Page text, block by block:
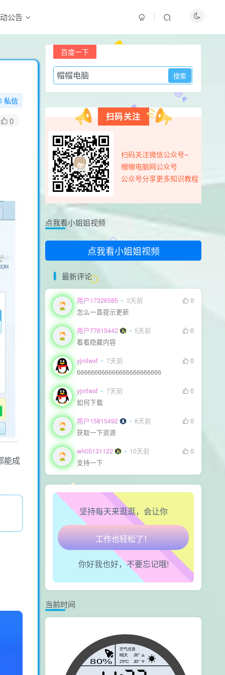
公告
私信
0
能成
最新评论
用户17326585
怎么一直提示更新
5天前
看看隐藏内容
yjmfwxf 7天前
666666666666666666666666
yjmfwxf 7天前
如何下载
用户15815492
获取一下资源
wh05131122 10天前
百度一下
扫码关注
扫码关注微信公众号~
帽帽电脑网公众号
公众号分享更多知识教程
点我看小姐姐视频
点我看小姐姐视频
最新评论
用户17326585 3天前
0
怎么一直提示更新
用户77615442 5天前
0
看看隐藏内容
yjmfwxf 7天前
0
666666666666666666666666
yjmfwxf 7天前
0
如何下载
用户15815492 8天前
0
获取一下资源
wh05131122 10天前
0
支持一下
坚持每天来逛逛，会让你
生活也美好了！
心情也舒畅了！
走路也有劲了！
腿也不痛了！
腰也不酸了！
工作也轻松了！
你好我也好，不要忘记哦!
当前时间